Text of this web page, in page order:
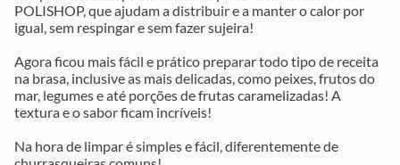
POLISHOP, que ajudam a distribuir e a manter o calor por
igual, sem respingar e sem fazer sujeira!
Agora ficou mais fácil e prático preparar todo tipo de receita
na brasa, inclusive as mais delicadas, como peixes, frutos do
mar, legumes e até porções de frutas caramelizadas! A
textura e o sabor ficam incríveis!
Na hora de limpar é simples e fácil, diferentemente de